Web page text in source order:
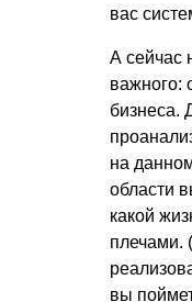
вас
А сейчас
важного:
бизнеса.
на
области
какой
плечами.
вы